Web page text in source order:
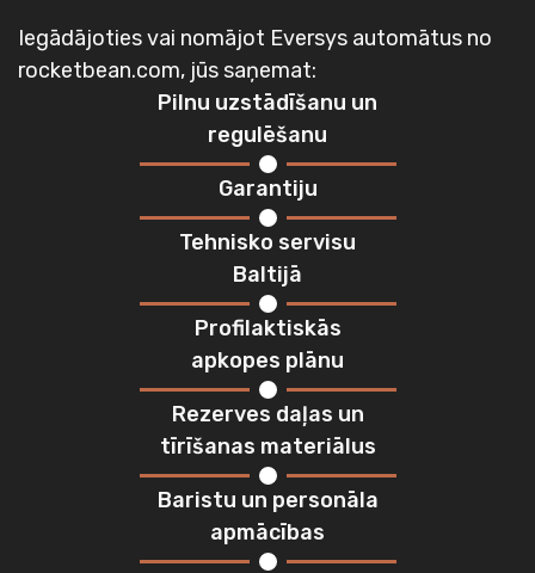
Iegādājoties vai nomājot Eversys automātus no
rocketbean.com, jūs saņemat:
Pilnu uzstādīšanu un
regulēšanu
Garantiju
Tehnisko servisu
Baltijā
Profilaktiskās
apkopes plānu
Rezerves daļas un
tīrīšanas materiālus
Baristu un personāla
apmācības